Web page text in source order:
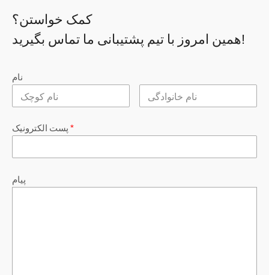
کمک خواستن؟
همین امروز با تیم پشتیبانی ما تماس بگیرید!
نام
*
پیام